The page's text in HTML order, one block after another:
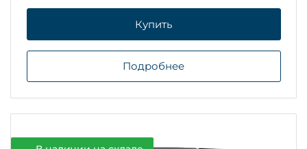
Купить
Подробнее